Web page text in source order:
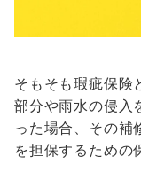
そもそも瑕疵保険
部分や雨水の侵入
った場合、その補
を担保するための